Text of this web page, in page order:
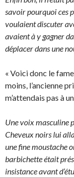
savoir pourquoi ces
voulaient discuter
avaient à y gagner
déplacer dans une
« Voici donc le
moins, l’ancienne
m’attendais pas à
Une voix masculine
Cheveux noirs lui
une fine moustache
barbichette était
insistance avant